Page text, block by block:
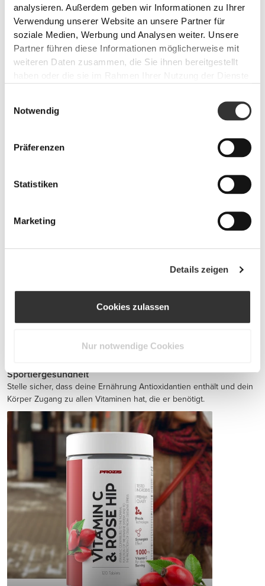
analysieren. Außerdem geben wir Informationen zu Ihrer
Verwendung unserer Website an unsere Partner für
soziale Medien, Werbung und Analysen weiter. Unsere
Partner führen diese Informationen möglicherweise mit
weiteren Daten zusammen, die Sie ihnen bereitgestellt
Notwendig
Präferenzen
Statistiken
Marketing
Details zeigen
Cookies zulassen
Nur notwendige Cookies
PRO•CGT 400 g CHF 12.90
Verletzungsverhütung
geschmierte Gelenke und Körperschutz gegen Entzündungen.
CHF 15.00
Sportlergesundheit
Stelle sicher, dass deine Ernährung Antioxidantien enthält und dein
Körper Zugang zu allen Vitaminen hat, die er benötigt.